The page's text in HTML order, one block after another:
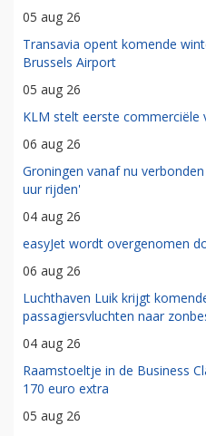
05 aug 26
Transavia opent komende
Brussels Airport
05 aug 26
KLM stelt eerste commerciële
06 aug 26
Groningen vanaf nu
uur rijden'
04 aug 26
easyJet wordt overgenomen
06 aug 26
Luchthaven Luik krijgt
passagiersvluchten naar
04 aug 26
Raamstoeltje in de Business
170 euro extra
05 aug 26